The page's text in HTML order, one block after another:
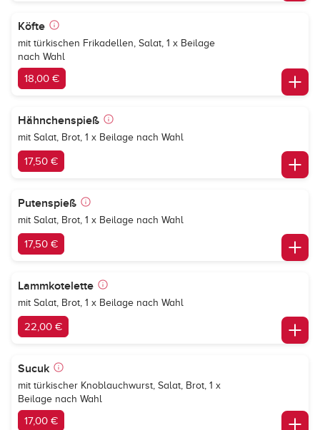
Köfte
mit türkischen Frikadellen, Salat, 1 x Beilage
nach Wahl
18,00 €
Hähnchenspieß
mit Salat, Brot, 1 x Beilage nach Wahl
17,50 €
Putenspieß
mit Salat, Brot, 1 x Beilage nach Wahl
17,50 €
Lammkotelette
mit Salat, Brot, 1 x Beilage nach Wahl
22,00 €
Sucuk
mit türkischer Knoblauchwurst, Salat, Brot, 1 x
Beilage nach Wahl
17,00 €